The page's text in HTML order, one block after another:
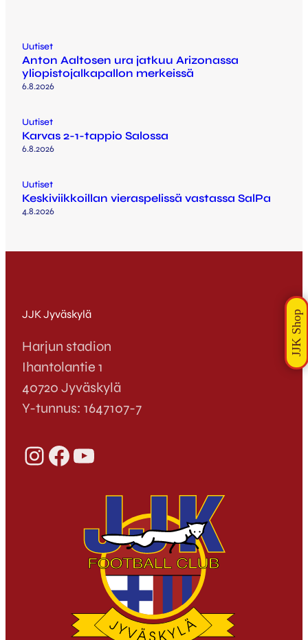
Uutiset
Anton Aaltosen ura jatkuu Arizonassa
yliopistojalkapallon merkeissä
6.8.2026
Uutiset
Karvas 2-1-tappio Salossa
6.8.2026
Uutiset
Keskiviikkoillan vieraspelissä vastassa SalPa
4.8.2026
JJK Jyväskylä
Harjun stadion
Ihantolantie 1
40720 Jyväskylä
Y-tunnus: 1647107-7
InstagramFacebook YouTube